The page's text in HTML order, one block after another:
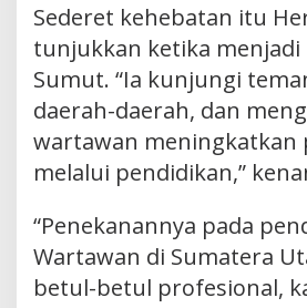
Sederet kehebatan itu
tunjukkan ketika menjadi
Sumut. “Ia kunjungi
daerah-daerah, dan
wartawan meningkatkan
melalui pendidikan,”
“Penekanannya pada
Wartawan di Sumatera
betul-betul profesional,